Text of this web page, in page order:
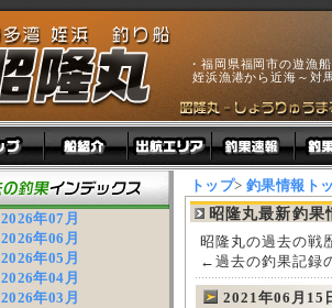
・福岡県福岡市の遊漁
姪浜漁港から近海～対
2026年07月
2026年06月
2026年05月
2026年04月
2026年03月
トップ> 釣果情報ト
昭隆丸最新釣果
昭隆丸の過去の戦
←過去の釣果記録
2021年06月15